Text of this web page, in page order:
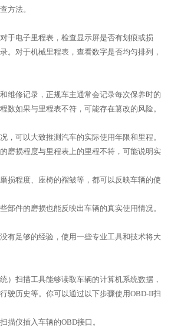
方法。
于电子里程表，检查显示屏是否有划痕或损
。对于机械里程表，查看数字是否均匀排列，
维修记录，正规车主通常会记录每次保养时的
数如果与里程表不符，可能存在篡改的风险。
，可以大致推测汽车的实际使用年限和里程。
磨损程度与里程表上的里程不符，可能说明实
损程度、座椅的褶皱等，都可以反映车辆的使
部件的磨损也能反映出车辆的真实使用情况。
有足够的经验，使用一些专业工具和技术将大
）扫描工具能够读取车辆的计算机系统数据，
驶历史等。你可以通过以下步骤使用OBD-II扫
描仪插入车辆的OBD接口。